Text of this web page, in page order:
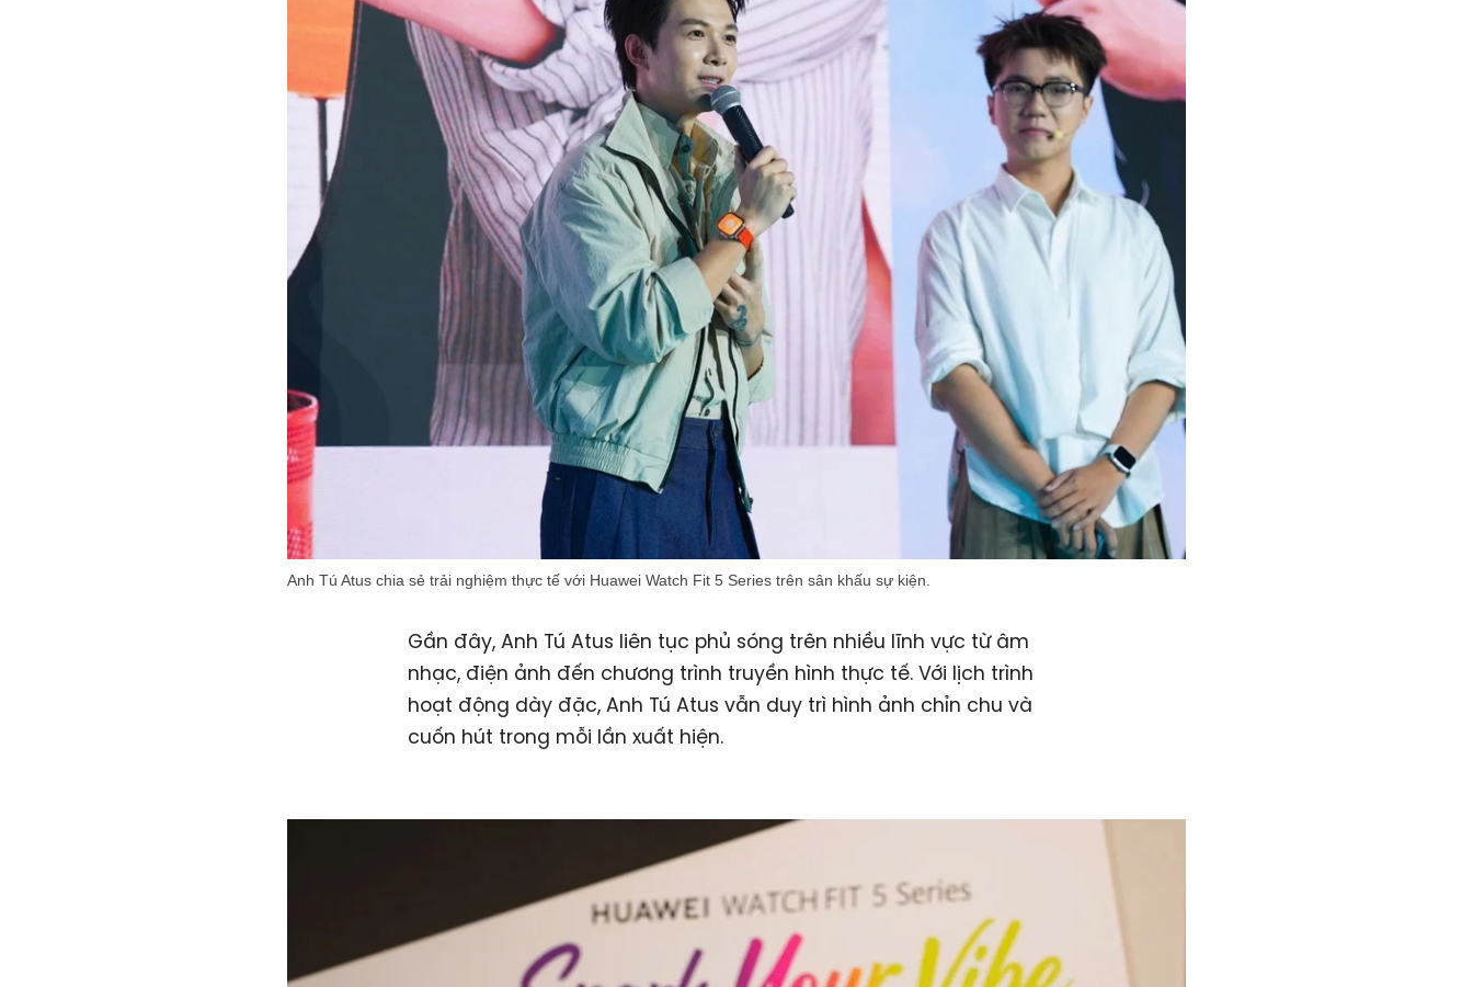
Anh Tú Atus chia sẻ trải nghiệm thực tế với Huawei Watch Fit 5 Series trên sân khấu sự kiện.
Gần đây, Anh Tú Atus liên tục phủ sóng trên nhiều lĩnh vực từ âm
nhạc, điện ảnh đến chương trình truyền hình thực tế. Với lịch trình
hoạt động dày đặc, Anh Tú Atus vẫn duy trì hình ảnh chỉn chu và
cuốn hút trong mỗi lần xuất hiện.